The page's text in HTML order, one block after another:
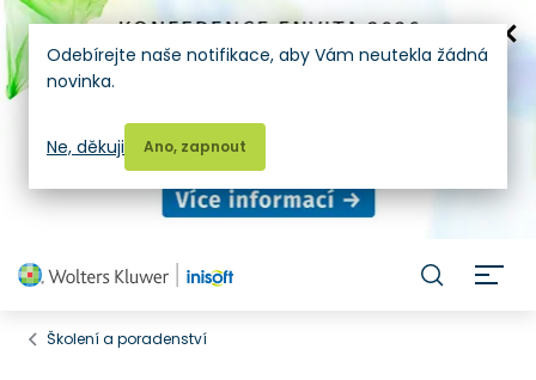
Školení a poradenství
Odebírejte naše notifikace, aby Vám neutekla žádná
novinka.
Ano, zapnout
Ne, děkuji